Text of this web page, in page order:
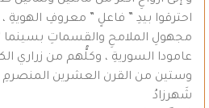
احترقوا بيدِ ” فاعلٍ ” معروفِ الهويةِ ،
مجهولِ الملامحِ والقسماتِ بسينما
عامودا السوريةِ ، وكلُّهم من زراري
وستين من القرن العشرين المنصرمِ
شَهرزادُ